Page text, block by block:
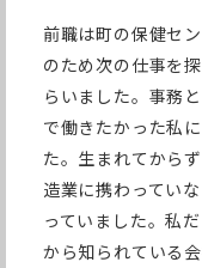
前職は町の保健セ
のため次の仕事を
らいました。事務
で働きたかった私
た。生まれてから
造業に携わってい
っていました。私
から知られている